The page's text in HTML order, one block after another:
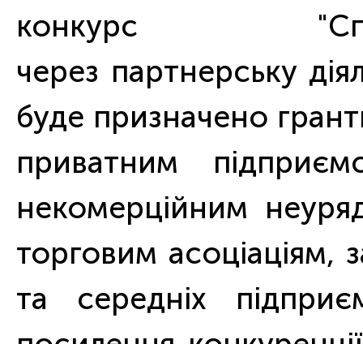
конкурс
через партнерську
буде призначено
приватним
некомерційним
торговим асоціаціям,
та середніх